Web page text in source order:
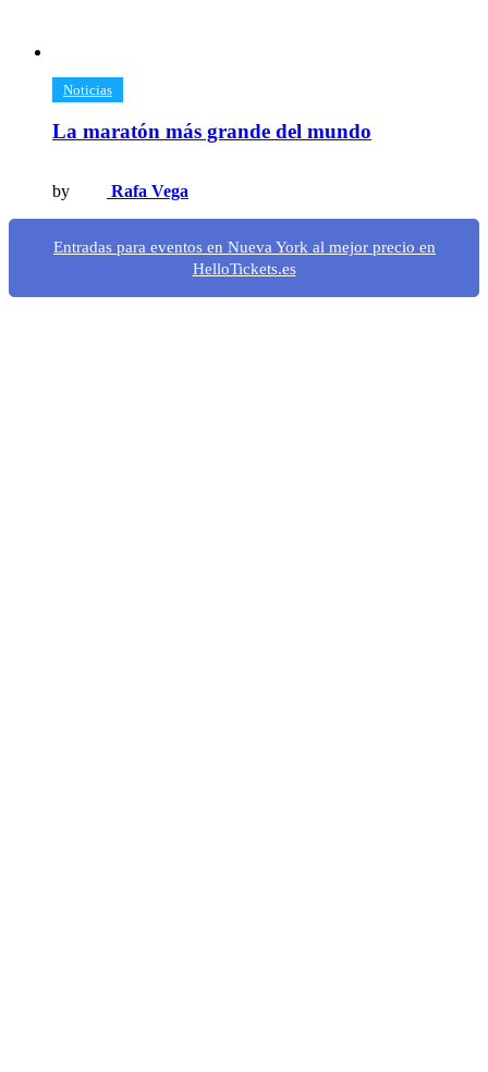
Noticias
La maratón más grande del mundo
by Rafa Vega
Entradas para eventos en Nueva York al mejor precio en
HelloTickets.es